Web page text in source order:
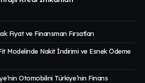
Fiyat ve Finansman Fırsatları
Modelinde Nakit İndirimi ve Esnek Ödeme
Otomobilini Türkiye’nin Finans